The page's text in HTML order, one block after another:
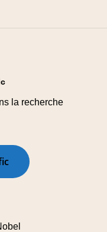
la recherche
ic